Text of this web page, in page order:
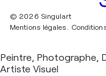
© 2026 Singulart
Mentions légales.
Peintre, Photographe,
Artiste Visuel